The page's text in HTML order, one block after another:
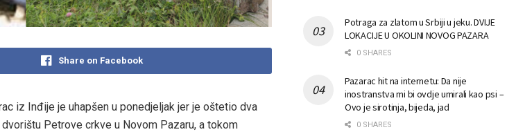
Share on Facebook
iz Inđije je uhapšen u ponedjeljak jer je oštetio dva
Petrove crkve u Novom Pazaru, a tokom
Potraga za zlatom u Srbiji u jeku. DVIJE
LOKACIJE U OKOLINI NOVOG PAZARA
0 SHARES
Pazarac hit na internetu: Da nije
inostranstva mi bi ovdje umirali kao psi –
Ovo je sirotinja, bijeda, jad
0 SHARES